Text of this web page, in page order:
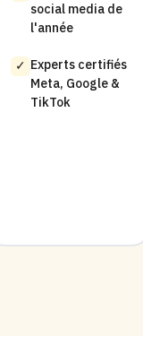
social media de
l'année
✓ Experts certifiés
Meta, Google &
TikTok